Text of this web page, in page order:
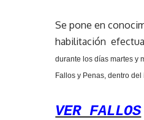
Se pone en
habilitación
durante los días martes y
Fallos y Penas, dentro
VER FALLOS